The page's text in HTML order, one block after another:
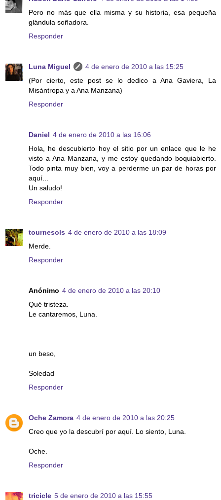
Pero no más que ella misma y su historia, esa pequeña
glándula soñadora.
Responder
Luna Miguel
4 de enero de 2010 a las 15:25
(Por cierto, este post se lo dedico a Ana Gaviera, La
Misántropa y a Ana Manzana)
Responder
Daniel 4 de enero de 2010 a las 16:06
Hola, he descubierto hoy el sitio por un enlace que le he
visto a Ana Manzana, y me estoy quedando boquiabierto.
Todo pinta muy bien, voy a perderme un par de horas por
aquí...
Un saludo!
Responder
tournesols 4 de enero de 2010 a las 18:09
Merde.
Responder
Anónimo 4 de enero de 2010 a las 20:10
Qué tristeza.
Le cantaremos, Luna.
un beso,
Soledad
Responder
Oche Zamora 4 de enero de 2010 a las 20:25
Creo que yo la descubrí por aquí. Lo siento, Luna.
Oche.
Responder
tricicle 5 de enero de 2010 a las 15:55